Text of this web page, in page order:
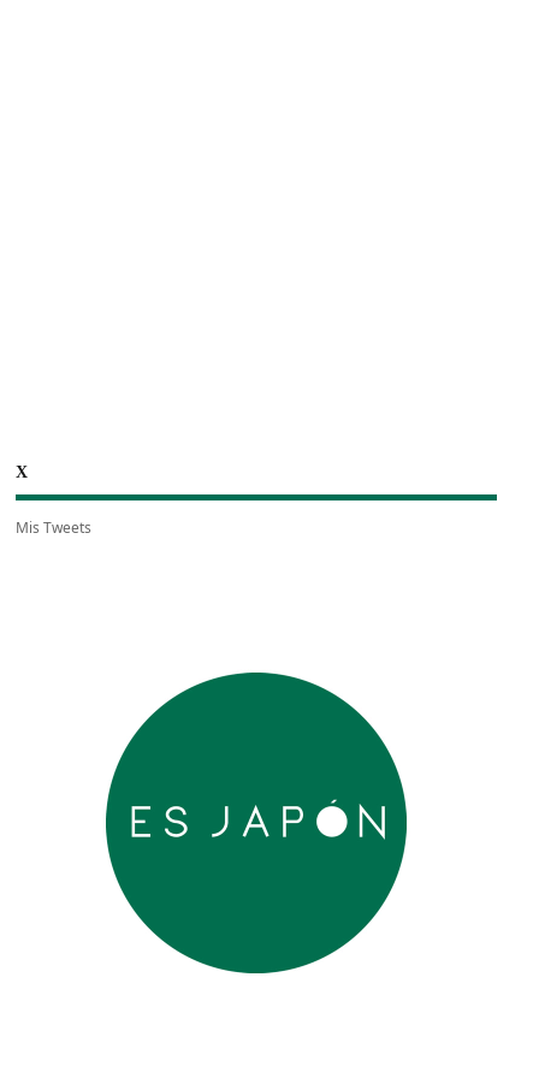
X
Mis Tweets